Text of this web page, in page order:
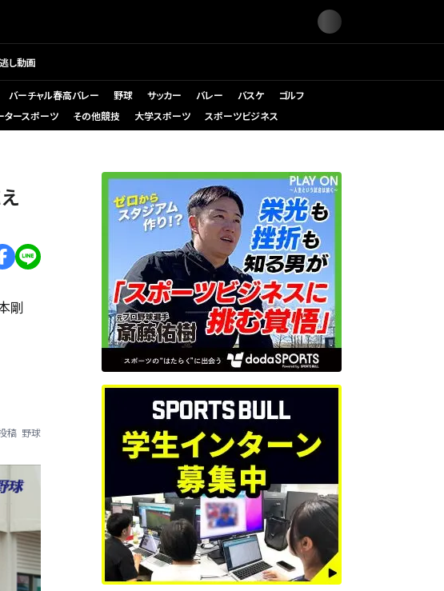
し動画
バーチャル春高バレー 野球 サッカー バレー バスケ
ゴルフ
タースポーツ その他競技 大学スポーツ スポーツビジネス
剛
稿 野球